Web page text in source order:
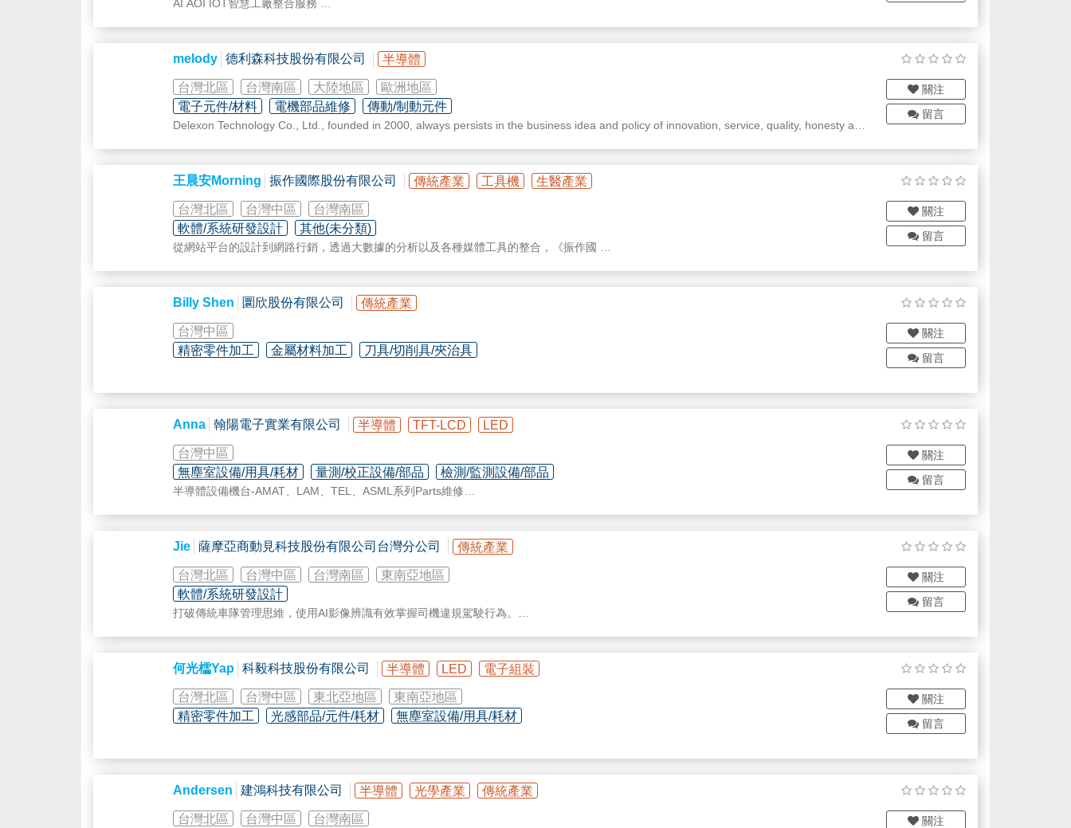
AI AOI IOT智慧工廠整合服務
條碼驗證
視覺機器 & 機器視覺系統
RFID電子貨架
melody 德利森科技股份有限公司 半導體
台灣北區 台灣南區 大陸地區
歐洲地區
電子元件/材料
電機部品維修 傳動/制動元件
Delexon Technology Co., Ltd., founded in 2000, always persists in the business idea and policy of innovation, service, quality, honesty and
關注
留言
王晨安Morning 振作國際股份有限公司 傳統產業 工具機 生醫產業
台灣北區 台灣中區
台灣南區
軟體/系統研發設計
其他(未分類)
從網站平台的設計到網路⾏銷，透過⼤數據的分析以及各種媒體⼯具的整合，《振作國
關注
留言
Billy Shen 圜欣股份有限公司 傳統產業
台灣中區
精密零件加工
金屬材料加工 刀具/切削具/夾治具
關注
留言
Anna 翰陽電子實業有限公司 半導體 TFT-LCD LED
台灣中區
無塵室設備/用具/耗材
量測/校正設備/部品 檢測/監測設備/部品
半導體設備機台-AMAT、LAM、TEL、ASML系列Parts維修
冰水主機維修
設備機台之各式控制器、主機板、電源供應器維修
關注
留言
Jie 薩摩亞商動見科技股份有限公司台灣分公司 傳統產業
台灣北區 台灣中區 台灣南區
東南亞地區
軟體/系統研發設計
打破傳統車隊管理思維，使用AI影像辨識有效掌握司機違規駕駛行為。
OmniGuard(ADAS) 將即時警報於危險發生前及時提醒司機，而 ViViD 一起將駕駛違規駕駛行為影像紀錄並回傳給管理者，DriveCare 透過對
內鏡頭幫助管理者了解司機目前狀態，適時提醒，此外還提供駕駛訓練教育平台快速分析高風險危險駕駛，省去您大把的管理時間，也省下事
故發生後的賠償及違規罰單。
關注
留言
何光櫺Yap 科毅科技股份有限公司 半導體 LED 電子組裝
台灣北區 台灣中區 東北亞地區
東南亞地區
精密零件加工
光感部品/元件/耗材 無塵室設備/用具/耗材
關注
留言
Andersen 建鴻科技有限公司 半導體 光學產業 傳統產業
台灣北區 台灣中區
台灣南區
關注